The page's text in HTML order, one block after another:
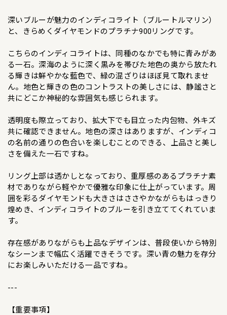
深いブルーが魅力のインディコライト（ブルートルマリン）
と、きらめくダイヤモンドのプラチナ900リングです。
こちらのインディコライトは、同種のなかでも特に青みがあ
る一石。深海のように深く黒みを帯びた地色の奥から放たれ
る輝きは鮮やかな藍色で、緑の混ざりはほぼ見て取れませ
ん。地色と輝きの色のコントラストの美しさには、静謐さと
共にどこか神秘的な雰囲気も感じられます。
透明度も際立っており、拡大下でも目立った内包物、外キズ
共に確認できません。地色の深さはありますが、インディコ
の名前の通りの色合いを楽しむことのできる、上品さと美し
さを備えた一石ですね。
リング上部は透かしとなっており、重厚感のあるプラチナ素
材でありながら軽やかで優雅な印象に仕上がっています。周
囲を彩るダイヤモンドも大きさはささやかながらもはっきり
煌めき、インディコライトのブルーを引き立ててくれていま
す。
存在感がありながらも上品なデザインは、普段使いから特別
なシーンまで幅広く活躍できそうです。深い青の魅力を存分
にお楽しみいただける一品ですね。
---
【重要事項】